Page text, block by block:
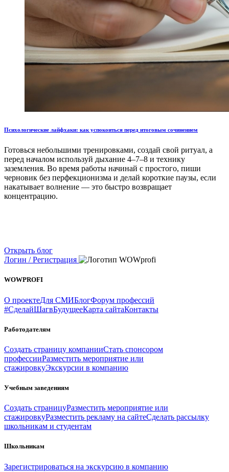
Психологические лайфхаки: как успокоиться перед итоговым сочинением
Готовься небольшими тренировками, создай свой ритуал, а
перед началом используй дыхание 4–7–8 и технику
заземления. Во время работы начинай с простого, пиши
черновик без перфекционизма и делай короткие паузы, если
накатывает волнение — это быстро возвращает
концентрацию.
Открыть блог
Логин / Регистрация
WOWPROFI
О проектеДля СМИБлогФорум профессий
#СделайШагвБудущееКарта сайтаКонтакты
Работодателям
Создать страницу компанииСтать спонсором
профессииРазместить мероприятие или
стажировкуЭкскурсии в компанию
Учебным заведениям
Создать страницуРазместить мероприятие или
стажировкуРазместить рекламу на сайтеСделать рассылку
школьникам и студентам
Школьникам
Зарегистрироваться на экскурсию в компанию